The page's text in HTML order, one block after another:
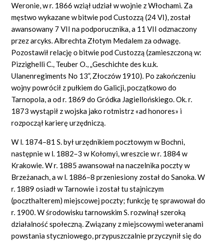
Weronie, w r. 1866 wziął udział w wojnie z Włochami. Za
męstwo wykazane w bitwie pod Custozzą (24 VI), został
awansowany 7 VII na podporucznika, a 11 VII odznaczony
przez arcyks. Albrechta Złotym Medalem za odwagę.
Pozostawił relację o bitwie pod Custozzą (zamieszczoną w:
Pizzighelli C., Teuber O., „Geschichte des k.u.k.
Ulanenregiments No 13”, Złoczów 1910). Po zakończeniu
wojny powrócił z pułkiem do Galicji, początkowo do
Tarnopola, a od r. 1869 do Gródka Jagiellońskiego. Ok. r.
1873 wystąpił z wojska jako rotmistrz «ad honores» i
rozpoczął karierę urzędniczą.
W l. 1874–81 S. był urzędnikiem pocztowym w Bochni,
następnie w l. 1882–3 w Kołomyi, wreszcie w r. 1884 w
Krakowie. W r. 1885 awansował na naczelnika poczty w
Brzeżanach, a w l. 1886–8 przeniesiony został do Sanoka. W
r. 1889 osiadł w Tarnowie i został tu stajniczym
(poczthalterem) miejscowej poczty; funkcję tę sprawował do
r. 1900. W środowisku tarnowskim S. rozwinął szeroką
działalność społeczną. Związany z miejscowymi weteranami
powstania styczniowego, przypuszczalnie przyczynił się do